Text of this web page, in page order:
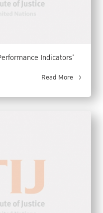
Indicators'
Read More